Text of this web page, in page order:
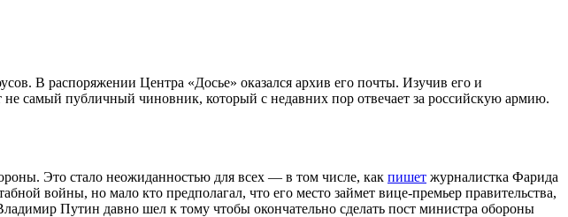
В распоряжении Центра «Досье» оказался архив его почты. Изучив его и
самый публичный чиновник, который с недавних пор отвечает за российскую армию.
Это стало неожиданностью для всех — в том числе, как пишет журналистка Фарида
войны, но мало кто предполагал, что его место займет вице-премьер правительства,
Путин давно шел к тому чтобы окончательно сделать пост министра обороны